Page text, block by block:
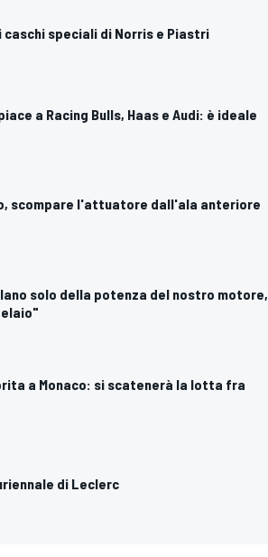
caschi speciali di Norris e Piastri
a Racing Bulls, Haas e Audi: è ideale
scompare l'attuatore dall'ala anteriore
solo della potenza del nostro motore,
a Monaco: si scatenerà la lotta fra
di Leclerc